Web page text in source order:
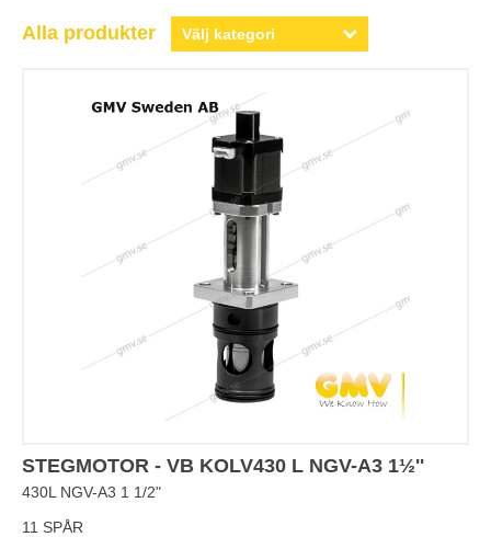
Alla produkter
STEGMOTOR - VB KOLV430 L NGV-A3 1½''
430L NGV-A3 1 1/2"
11 SPÅR